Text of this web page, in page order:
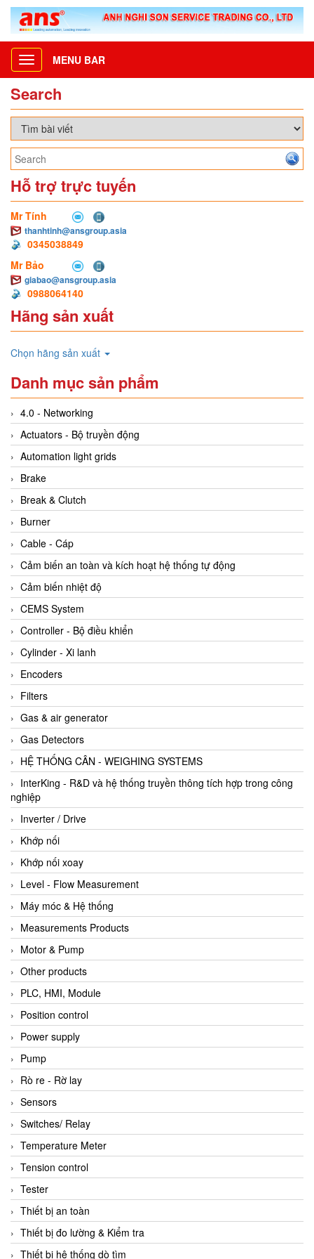
Toggle
navigation
MENU BAR
Search
Hỗ trợ trực tuyến
Mr Tính
thanhtinh@ansgroup.asia
0345038849
Mr Bảo
giabao@ansgroup.asia
0988064140
Hãng sản xuất
Chọn hãng sản xuất
Danh mục sản phẩm
4.0 - Networking
Actuators - Bộ truyền động
Automation light grids
Brake
Break & Clutch
Burner
Cable - Cáp
Cảm biến an toàn và kích hoạt hệ thống tự động
Cảm biến nhiệt độ
CEMS System
Controller - Bộ điều khiển
Cylinder - Xi lanh
Encoders
Filters
Gas & air generator
Gas Detectors
HỆ THỐNG CÂN - WEIGHING SYSTEMS
InterKing - R&D và hệ thống truyền thông tích hợp trong công
nghiệp
Inverter / Drive
Khớp nối
Khớp nối xoay
Level - Flow Measurement
Máy móc & Hệ thống
Measurements Products
Motor & Pump
Other products
PLC, HMI, Module
Position control
Power supply
Pump
Rò re - Rờ lay
Sensors
Switches/ Relay
Temperature Meter
Tension control
Tester
Thiết bị an toàn
Thiết bị đo lường & Kiểm tra
Thiết bị hệ thống dò tìm